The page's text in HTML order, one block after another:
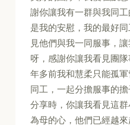
謝你讓我有一群與我同
是我的安慰，我的最好
見他們與我一同服事，
呀，感謝你讓我看見團
年多前我和慧柔只能孤
同工，一起分擔服事的
分享時，你讓我看見這
為母的心，他們已經越